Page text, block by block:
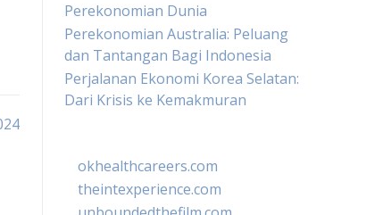
Perekonomian Dunia
Perekonomian Australia: Peluang
dan Tantangan Bagi Indonesia
Perjalanan Ekonomi Korea Selatan:
Dari Krisis ke Kemakmuran
okhealthcareers.com
theintexperience.com